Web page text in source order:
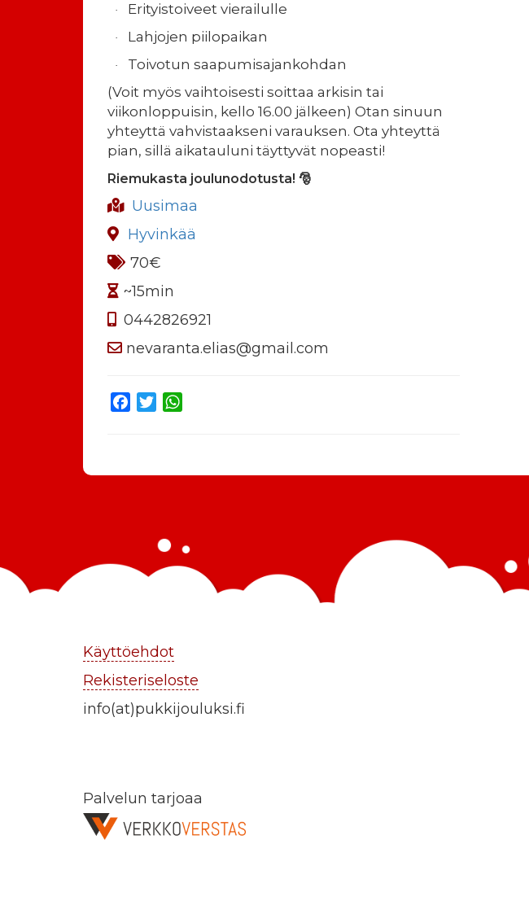
· Erityistoiveet vierailulle
· Lahjojen piilopaikan
·
Toivotun saapumisajankohdan
(Voit myös vaihtoisesti soittaa arkisin tai
viikonloppuisin, kello 16.00 jälkeen) Otan sinuun
yhteyttä vahvistaakseni varauksen. Ota yhteyttä
pian, sillä aikatauluni täyttyvät nopeasti!
Riemukasta joulunodotusta! 🎅
Uusimaa
Hyvinkää
70€
~15min
0442826921
nevaranta.elias@gmail.com
Facebook
Twitter
Käyttöehdot
Rekisteriseloste
info(at)pukkijouluksi.fi
Palvelun tarjoaa